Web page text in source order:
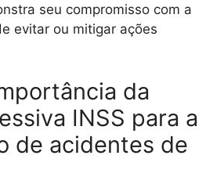
seu compromisso com a
evitar ou mitigar ações
da
INSS para a
de acidentes de